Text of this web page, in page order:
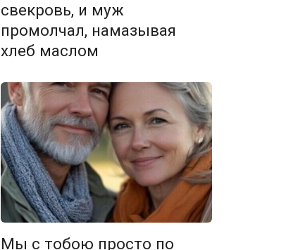
свекровь, и муж
промолчал, намазывая
хлеб маслом
Мы с тобою просто по